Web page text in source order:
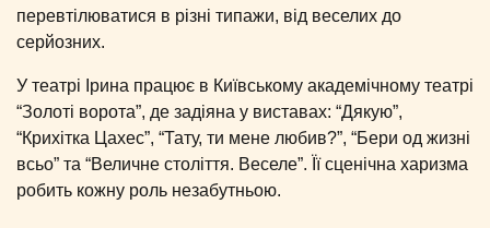
перевтілюватися в різні типажи, від веселих до
серйозних.
У театрі Ірина працює в Київському академічному театрі
“Золоті ворота”, де задіяна у виставах: “Дякую”,
“Крихітка Цахес”, “Тату, ти мене любив?”, “Бери од жизні
всьо” та “Величне століття. Веселе”. Її сценічна харизма
робить кожну роль незабутньою.